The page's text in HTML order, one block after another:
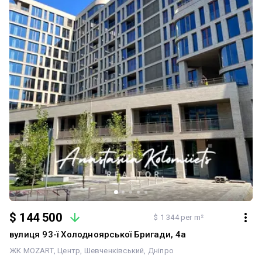
$ 144 500 $ 1 344 per m²
вулиця 93-ї Холодноярської Бригади, 4а
ЖК MOZART Центр Шевченківський Дніпро